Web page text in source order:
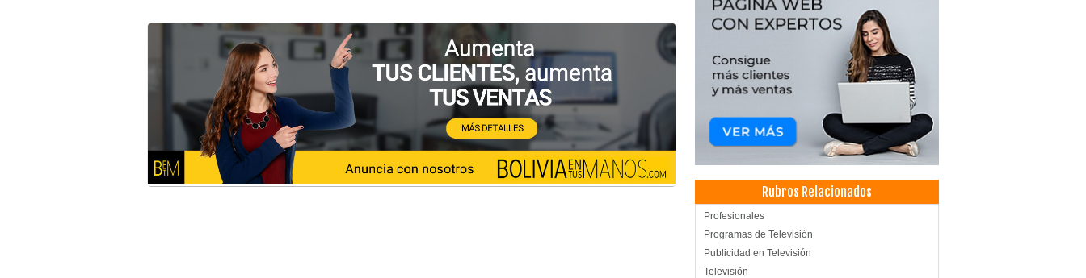
Rubros Relacionados
Profesionales
Programas de Televisión
Publicidad en Televisión
Televisión